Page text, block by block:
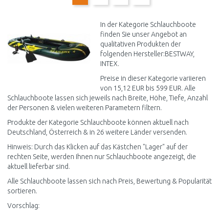
In der Kategorie Schlauchboote
finden Sie unser Angebot an
qualitativen Produkten der
folgenden Hersteller:BESTWAY,
INTEX.
Preise in dieser Kategorie variieren
von 15,12 EUR bis 599 EUR. Alle
Schlauchboote lassen sich jeweils nach Breite, Höhe, Tiefe, Anzahl
der Personen & vielen weiteren Parametern filtern.
Produkte der Kategorie Schlauchboote können aktuell nach
Deutschland, Österreich & in 26 weitere Länder versenden.
Hinweis: Durch das Klicken auf das Kästchen "Lager" auf der
rechten Seite, werden Ihnen nur Schlauchboote angezeigt, die
aktuell lieferbar sind.
Alle Schlauchboote lassen sich nach Preis, Bewertung & Popularität
sortieren.
Vorschlag: